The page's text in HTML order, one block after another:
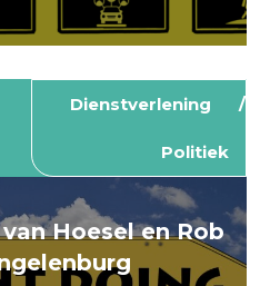
Dienstverlening
Politiek
Hoesel en Rob